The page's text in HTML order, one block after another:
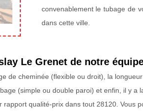
convenablement le tubage de
dans cette ville.
Le Grenet de notre
de cheminée (flexible ou droit), la
(simple ou double paroi) et enfin, il y a
rapport qualité-prix dans tout 28120. Vous